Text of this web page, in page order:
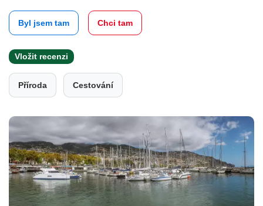
Byl jsem tam Chci tam
Vložit recenzi
Příroda Cestování